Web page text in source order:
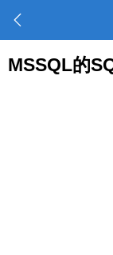
MSSQL的